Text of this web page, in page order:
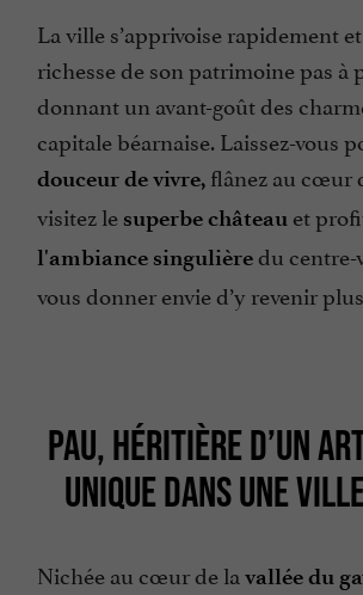
La ville s’apprivoise rapidement
richesse de son patrimoine pas à
donnant un avant-goût des
capitale béarnaise. Laissez-vous
douceur de vivre, flânez au cœur
visitez le superbe château et
l'ambiance singulièredu
vous donner envie d’y revenir
PAU, HÉRITIÈRE D’UN
UNIQUE DANS UNE
Nichée au cœur de la vallée du